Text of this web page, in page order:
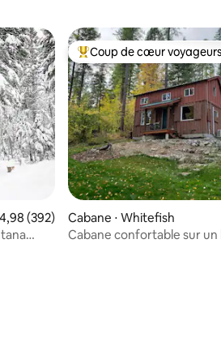
: 5 sur 5
appréciés
moyenne sur la base de 392
4,98 (392)
Coups de cœur voyageurs
Coup de cœur voyageurs
Cabane ⋅ Whitefish
Cabane confortable sur un